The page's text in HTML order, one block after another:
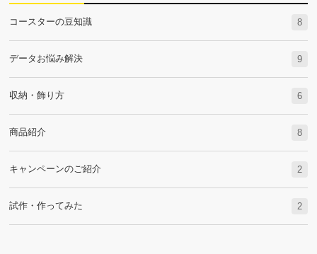
コースターの豆知識 8
データお悩み解決 9
収納・飾り方 6
商品紹介 8
キャンペーンのご紹介 2
試作・作ってみた 2